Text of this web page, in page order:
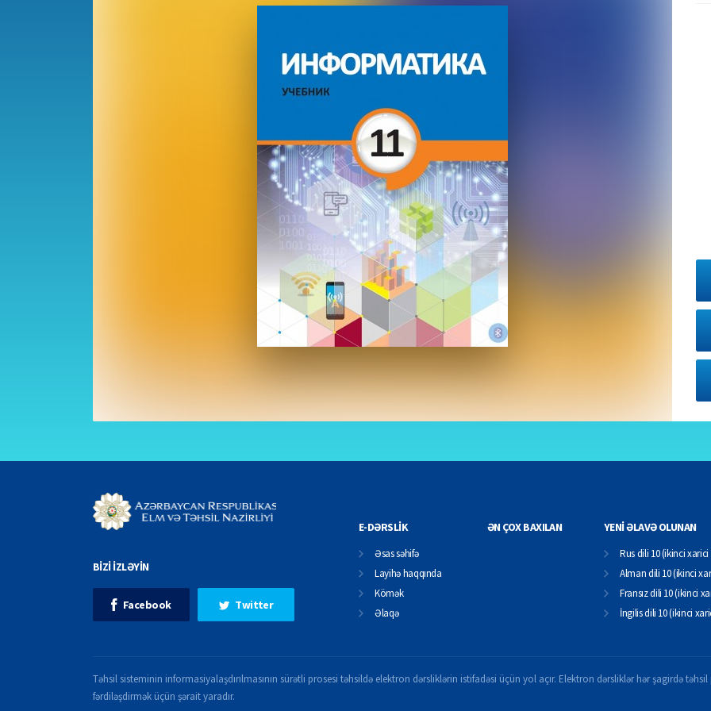
BİZİ İZLƏYİN
Facebook Twitter
E-DƏRSLİK
Əsas səhifə
Layihə haqqında
Kömək
Əlaqə
ƏN ÇOX BAXILAN YENİ ƏLAVƏ OLUNAN
Rus dili 10 (ikinci
Alman dili 10 (ikinci
Fransız dili 10 (ikinci
İngilis dili 10 (ikinci
Təhsil sisteminin informasiyalaşdırılmasının sürətli prosesi təhsildə elektron dərsliklərin istifadəsi üçün yol açır. Elektron dərsliklər hər şagirdə
fərdiləşdirmək üçün şərait yaradır.